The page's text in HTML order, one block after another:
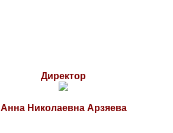
Директор
Анна Николаевна Арзяева